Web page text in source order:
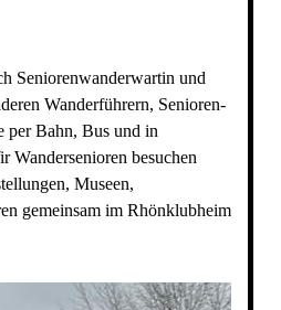
Seniorenwanderwartin und
Wanderführern, Senioren-
per Bahn, Bus und in
Wandersenioren besuchen
Museen,
gemeinsam im Rhönklubheim